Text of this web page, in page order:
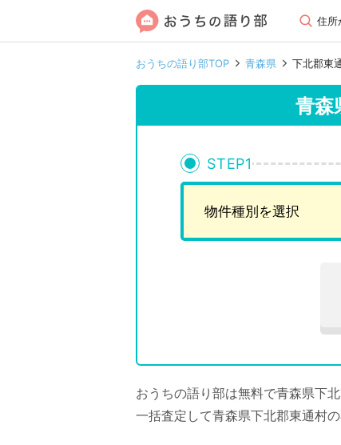
住所
おうちの語り部TOP 青森県 下北郡東
青森
STEP1
おうちの語り部は無料で青森県下
一括査定して青森県下北郡東通村